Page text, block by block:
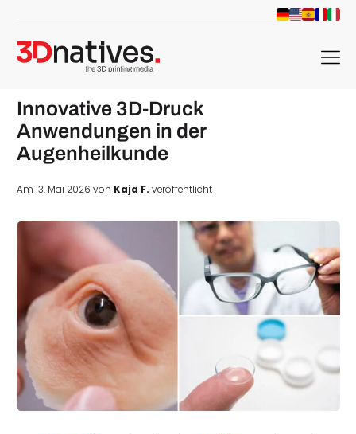
menu
Innovative 3D-Druck
Anwendungen in der
Augenheilkunde
Am 13. Mai 2026 von Kaja F. veröffentlicht